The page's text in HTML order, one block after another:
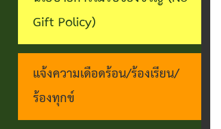
ประชาชน
(E-
Service)
ผ่าน
เว็บไซต์
Gift Policy)
แจ้งความเดือดร้อน/ร้องเรียน/
ร้องทุกข์